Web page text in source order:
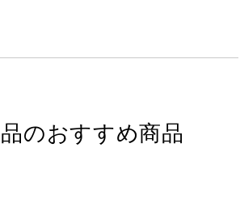
のおすすめ商品